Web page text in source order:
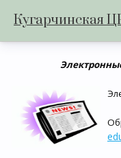
Кугарчинская